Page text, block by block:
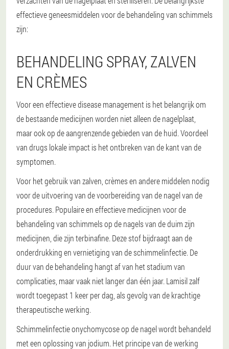
effectieve geneesmiddelen voor de behandeling van schimmels
zijn:
BEHANDELING SPRAY, ZALVEN
EN CRÈMES
Voor een effectieve disease management is het belangrijk om
de bestaande medicijnen worden niet alleen de nagelplaat,
maar ook op de aangrenzende gebieden van de huid. Voordeel
van drugs lokale impact is het ontbreken van de kant van de
symptomen.
Voor het gebruik van zalven, crèmes en andere middelen nodig
voor de uitvoering van de voorbereiding van de nagel van de
procedures. Populaire en effectieve medicijnen voor de
behandeling van schimmels op de nagels van de duim zijn
medicijnen, die zijn terbinafine. Deze stof bijdraagt aan de
onderdrukking en vernietiging van de schimmelinfectie. De
duur van de behandeling hangt af van het stadium van
complicaties, maar vaak niet langer dan één jaar. Lamisil zalf
wordt toegepast 1 keer per dag, als gevolg van de krachtige
therapeutische werking.
Schimmelinfectie onychomycose op de nagel wordt behandeld
met een oplossing van jodium. Het principe van de werking